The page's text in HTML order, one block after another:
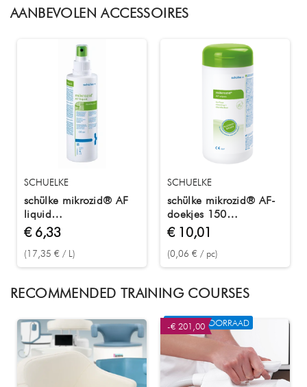
AANBEVOLEN ACCESSOIRES
SCHUELKE
schülke mikrozid® AF
liquid
oppervlakteontsmettingsmiddel
250 ml
€ 6,33
(17,35 € / L)
SCHUELKE
schülke mikrozid® AF-
doekjes 150
desinfectiedoekjes in
een blikje
€ 10,01
(0,06 € / pc)
RECOMMENDED TRAINING COURSES
-€ 201,00
NIET OP VOORRAAD